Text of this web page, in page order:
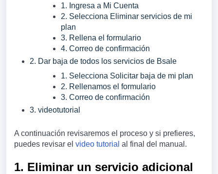
1. Ingresa a Mi Cuenta
2. Selecciona Eliminar servicios de mi
plan
3. Rellena el formulario
4. Correo de confirmación
2. Dar baja de todos los servicios de Bsale
1. Selecciona Solicitar baja de mi plan
2. Rellenamos el formulario
3. Correo de confirmación
3. videotutorial
A continuación revisaremos el proceso y si prefieres,
puedes revisar el video tutorial al final del manual.
1. Eliminar un servicio adicional